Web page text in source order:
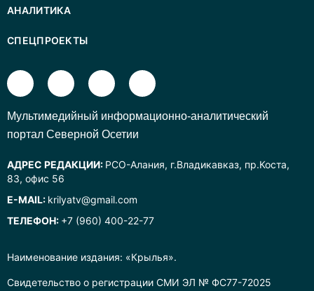
Наименование издания: «Крылья».
Свидетельство о регистрации СМИ ЭЛ № ФС77-72025
АНАЛИТИКА
СПЕЦПРОЕКТЫ
Mультимедийный информационно-аналитический
портал Северной Осетии
АДРЕС РЕДАКЦИИ: РСО-Алания, г.Владикавказ, пр.Коста,
83, офис 56
E-MAIL: krilyatv@gmail.com
ТЕЛЕФОН: +7 (960) 400-22-77